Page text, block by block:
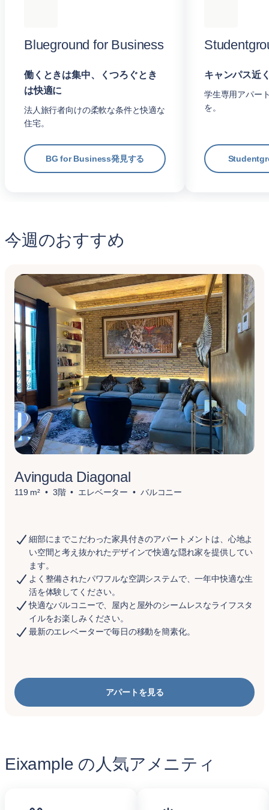
Blueground for Business
働くときは集中、くつろぐとき
は快適に
法人旅行者向けの柔軟な条件と快適な
住宅。
BG for Business発見する
キャンパス近
学生専用アパー
を。
今週のおすすめ
Avinguda Diagonal
119 m² 3階 エレベーター バルコニー
細部にまでこだわった家具付きのアパートメントは、心地よ
い空間と考え抜かれたデザインで快適な隠れ家を提供してい
ます。
よく整備されたパワフルな空調システムで、一年中快適な生
活を体験してください。
快適なバルコニーで、屋内と屋外のシームレスなライフスタ
イルをお楽しみください。
最新のエレベーターで毎日の移動を簡素化。
アパートを見る
Eixample の人気アメニティ